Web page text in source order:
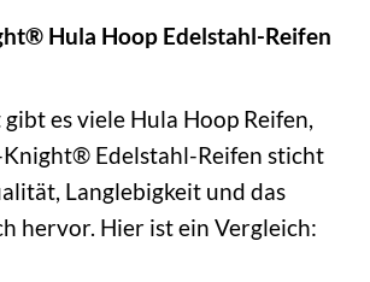
Hula Hoop Edelstahl-Reifen
es viele Hula Hoop Reifen,
Edelstahl-Reifen sticht
Langlebigkeit und das
hervor. Hier ist ein Vergleich: